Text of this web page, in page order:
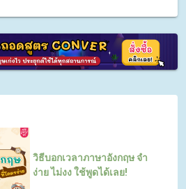
วิธีบอกเวลาภาษาอังกฤษ จำ
ง่าย ไม่งง ใช้พูดได้เลย!